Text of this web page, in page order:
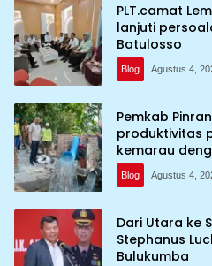
PLT.camat
lanjuti
Batulosso
Blog Agustus 4,
Pemkab
produktivitas
kemarau
program
Blog Agustus 4,
Dari Utara ke
Stephanus
Bulukumba